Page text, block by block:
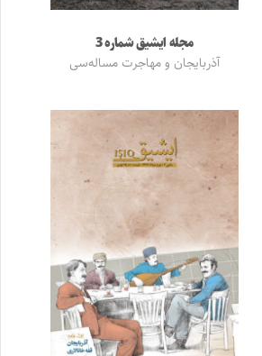
مجله ایشیق شماره 3
آذربایجان و مهاجرت مساله‌سی